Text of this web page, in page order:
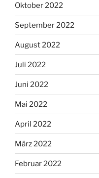
Oktober 2022
September 2022
August 2022
Juli 2022
Juni 2022
Mai 2022
April 2022
März 2022
Februar 2022